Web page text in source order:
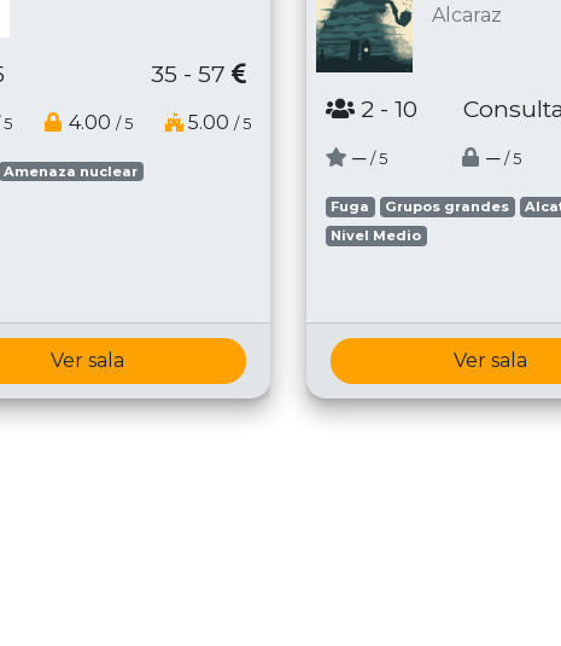
35 - 57
5 4.00 / 5 5.00 / 5
Amenaza nuclear
Ver sala
Alcaraz
2 - 10
─ / 5 ─ / 5
Fuga Grupos grandes
Nivel Medio
Ver sala